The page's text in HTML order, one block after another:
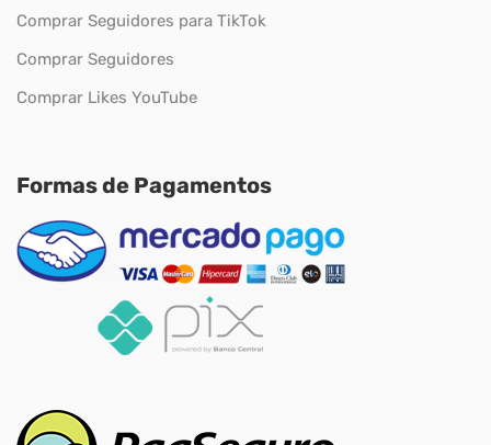
Comprar Seguidores para TikTok
Comprar Seguidores
Comprar Likes YouTube
Formas de Pagamentos